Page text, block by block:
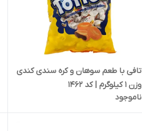
تافی با طعم سوهان و کره سندی کندی
وزن 1 کیلوگرم | کد 1462
ناموجود